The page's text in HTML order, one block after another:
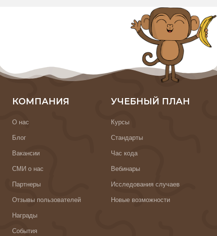
КОМПАНИЯ
О нас
Блог
Вакансии
СМИ о нас
Партнеры
Отзывы пользователей
Награды
События
УЧЕБНЫЙ ПЛАН
Курсы
Стандарты
Час кода
Вебинары
Исследования случаев
Новые возможности